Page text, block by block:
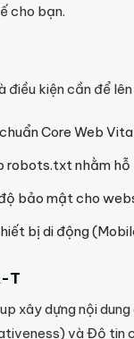
cho bạn.
kiện cần để
Core Web
nhằm
bảo mật cho
bị di động
T
xây dựng nội
và Độ tin